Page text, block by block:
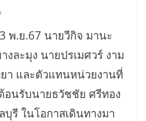
ย.67 นายวีกิจ มานะ
งละมุง นายปรเมศวร์ งาม
า และตัวแทนหน่วยงานที่
อนรับนายธวัชชัย ศรีทอง
รี ในโอกาสเดินทางมา